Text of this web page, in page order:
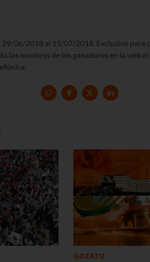
29/06/2018 al 15/07/2018. Exclusivo para
los nombres de los ganadores en la web
GOZATU